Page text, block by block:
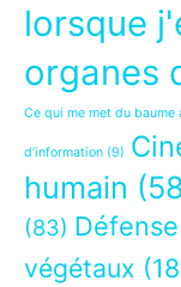
lorsque
organes
Ce qui me met du baume
d’information (9)
humain
(83) Défense
végétaux